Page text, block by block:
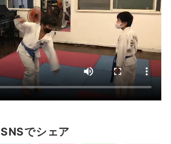
SNSでシェア